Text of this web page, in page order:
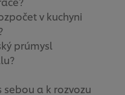
v kuchyni
prúmysl
a k rozvozu